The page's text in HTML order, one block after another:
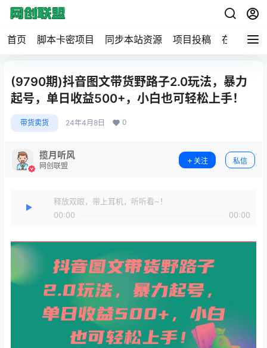
首页 脚本卡密项目 同步本站资源 项目投稿 在线工具
(9790期)抖音图文带货野路子2.0玩法，暴力
起号，单日收益500+，小白也可轻松上手！
带货卖货 24年4月8日 0
揽月听风
网创联盟
关注 私信
释放双眼，带上耳机，听听看~！
00:00
00:00